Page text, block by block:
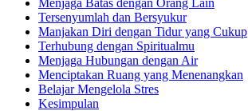
Tersenyumlah dan Bersyukur
Manjakan Diri dengan Tidur yang Cukup
Terhubung dengan Spiritualmu
Menjaga Hubungan dengan Air
Menciptakan Ruang yang Menenangkan
Belajar Mengelola Stres
Kesimpulan